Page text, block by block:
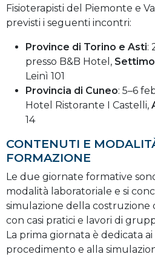
Fisioterapisti del Piemonte e
previsti i seguenti incontri:
Province di Torino e Asti:
presso B&B Hotel,
Leinì 101
Provincia di Cuneo: 5–6
Hotel Ristorante I Castelli,
14
CONTENUTI E
FORMAZIONE
Le due giornate formative
modalità laboratoriale e si
simulazione della costruzione
con casi pratici e lavori di
La prima giornata è dedicata
procedimento e alla